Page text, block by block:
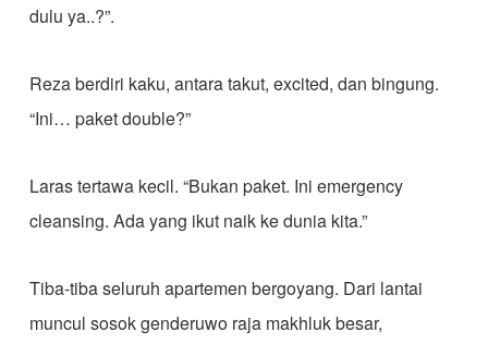
dulu ya..?”.
Reza berdiri kaku, antara takut, excited, dan bingung.
“Ini… paket double?”
Laras tertawa kecil. “Bukan paket. Ini emergency
cleansing. Ada yang ikut naik ke dunia kita.”
Tiba-tiba seluruh apartemen bergoyang. Dari lantai
muncul sosok genderuwo raja makhluk besar,